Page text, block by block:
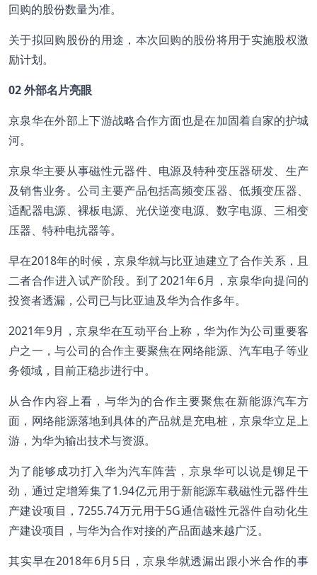
回购的股份数量为准。
关于拟回购股份的用途，本次回购的股份将用于实施股权激
励计划。
02外部名片亮眼
京泉华在外部上下游战略合作方面也是在加固着自家的护城
河。
京泉华主要从事磁性元器件、电源及特种变压器研发、生产
及销售业务。公司主要产品包括高频变压器、低频变压器、
适配器电源、裸板电源、光伏逆变电源、数字电源、三相变
压器、特种电抗器等。
早在2018年的时候，京泉华就与比亚迪建立了合作关系，且
二者合作进入试产阶段。到了2021年6月，京泉华向提问的
投资者透漏，公司已与比亚迪及华为合作多年。
2021年9月，京泉华在互动平台上称，华为作为公司重要客
户之一，与公司的合作主要聚焦在网络能源、汽车电子等业
务领域，目前正稳步进行中。
从合作内容上看，与华为的合作主要聚焦在新能源汽车方
面，网络能源落地到具体的产品就是充电桩，京泉华立足上
游，为华为输出技术与资源。
为了能够成功打入华为汽车阵营，京泉华可以说是铆足干
劲，通过定增筹集了1.94亿元用于新能源车载磁性元器件生
产建设项目，7255.74万元用于5G通信磁性元器件自动化生
产建设项目，与华为合作对接的产品面越来越广泛。
其实早在2018年6月5日，京泉华就透漏出跟小米合作的事